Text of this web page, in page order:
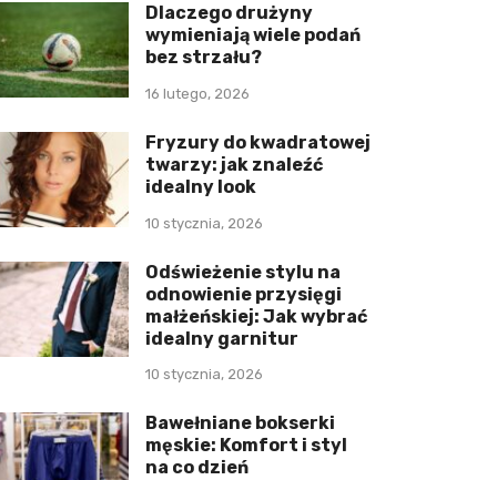
Dlaczego drużyny
wymieniają wiele podań
bez strzału?
16 lutego, 2026
Fryzury do kwadratowej
twarzy: jak znaleźć
idealny look
10 stycznia, 2026
Odświeżenie stylu na
odnowienie przysięgi
małżeńskiej: Jak wybrać
idealny garnitur
10 stycznia, 2026
Bawełniane bokserki
męskie: Komfort i styl
na co dzień